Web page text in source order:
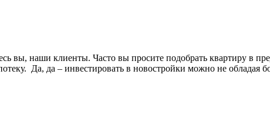
вы, наши клиенты. Часто вы просите подобрать квартиру в
Да, да – инвестировать в новостройки можно не